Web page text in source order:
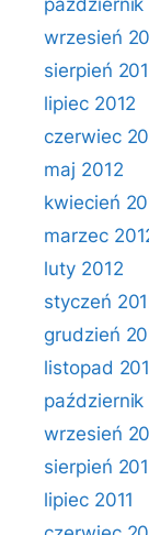
październik
wrzesień
sierpień
lipiec 2012
czerwiec
maj 2012
kwiecień
marzec
luty 2012
styczeń
grudzień
listopad
październik
wrzesień
sierpień
lipiec 2011